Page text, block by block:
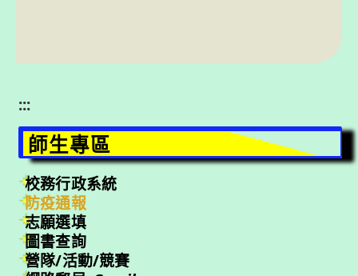
:::
師生專區
校務行政系統
防疫通報
志願選填
圖書查詢
營隊/活動/競賽